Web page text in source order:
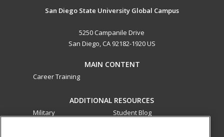
San Diego State University Global Campus
5250 Campanile Drive
San Diego, CA 92182-1920 US
MAIN CONTENT
Career Training
ADDITIONAL RESOURCES
Military
Student Blog